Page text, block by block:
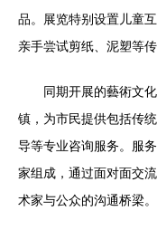
品。展览特别设置儿童
亲手尝试剪纸、泥塑等
同期开展的藝術文
镇，为市民提供包括传
导等专业咨询服务。服
家组成，通过面对面交
术家与公众的沟通桥梁。